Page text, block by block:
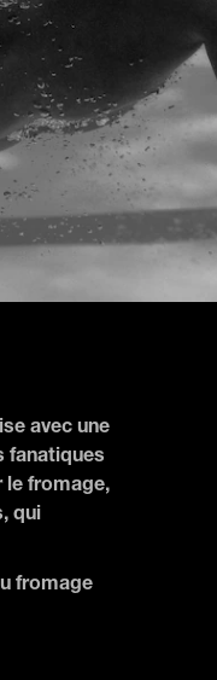
avec une
fanatiques
le fromage,
qui
fromage